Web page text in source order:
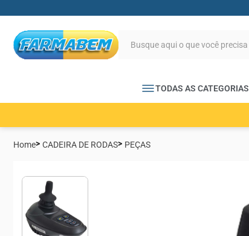
TODAS AS CATEGORIAS
Home CADEIRA DE RODAS PEÇAS